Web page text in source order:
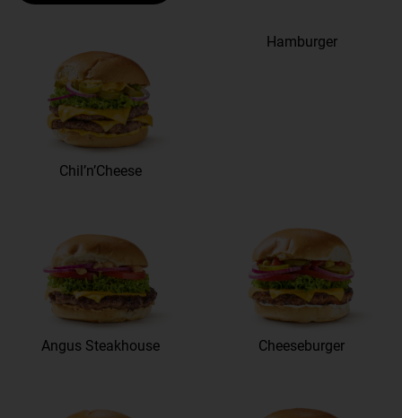
Chil’n’Cheese
Hamburger
Angus Steakhouse Cheeseburger